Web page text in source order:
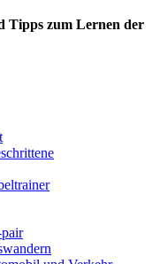
Tipps zum Lernen der